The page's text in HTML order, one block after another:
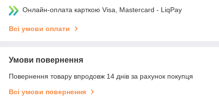
Онлайн-оплата карткою Visa, Mastercard - LiqPay
Всі умови оплати
Умови повернення
Повернення товару впродовж 14 днів за рахунок покупця
Всі умови повернення